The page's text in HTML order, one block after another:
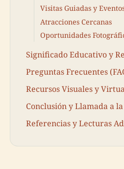
Visitas Guiadas y
Atracciones Cercanas
Oportunidades
Significado Educativo y
Preguntas Frecuentes
Recursos Visuales y
Conclusión y Llamada a
Referencias y Lecturas